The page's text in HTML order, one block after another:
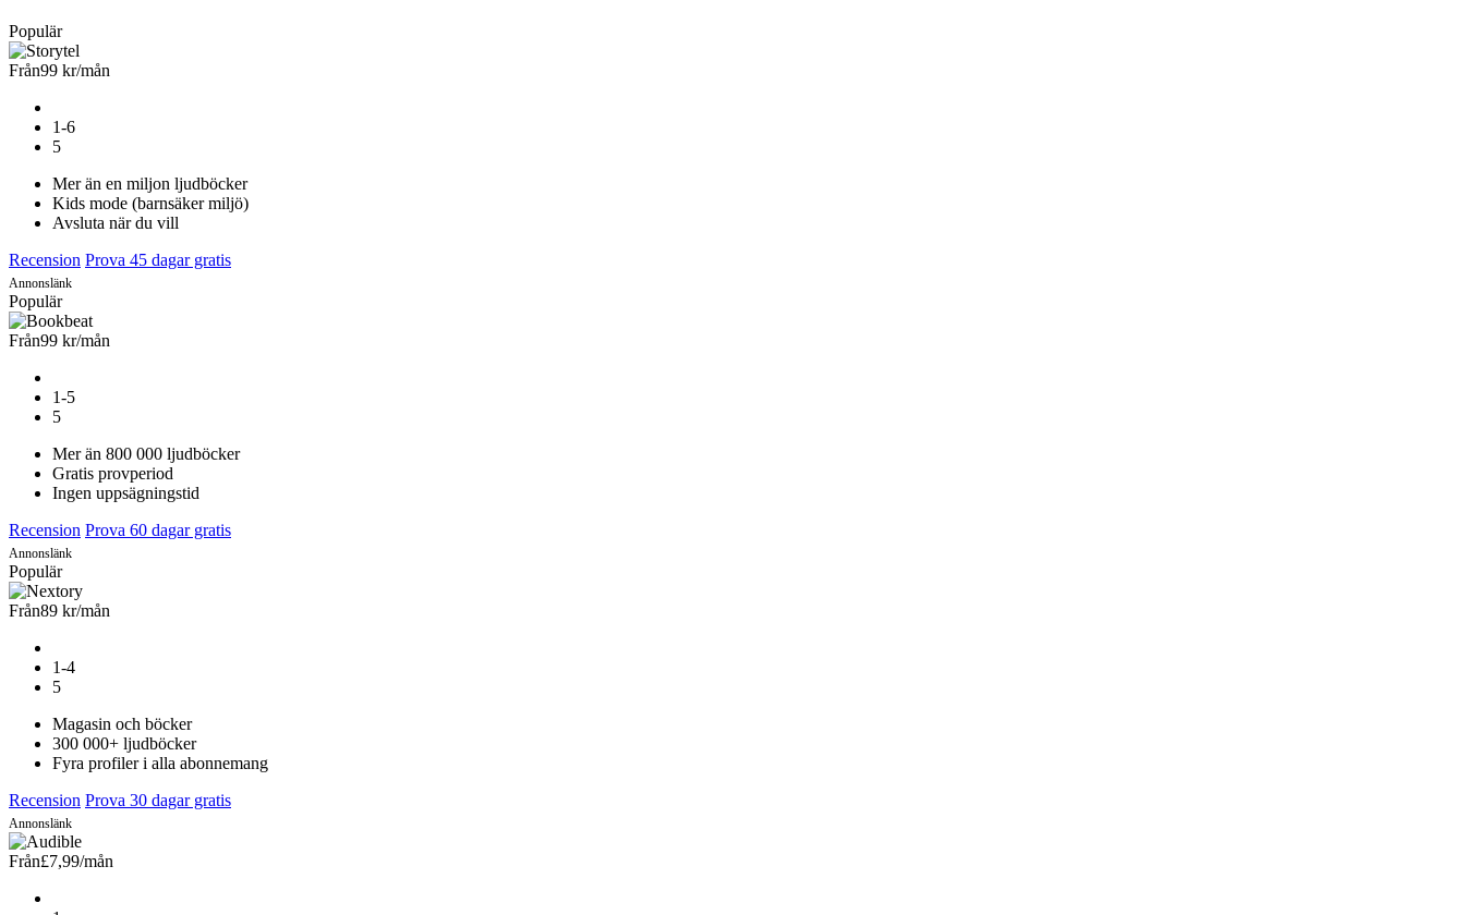
Populär
Från99 kr/mån
1-6
5
Mer än en miljon ljudböcker
Kids mode (barnsäker miljö)
Avsluta när du vill
Recension Prova 45 dagar gratis
Annonslänk
Populär
Från99 kr/mån
1-5
5
Mer än 800 000 ljudböcker
Gratis provperiod
Ingen uppsägningstid
Recension Prova 60 dagar gratis
Annonslänk
Populär
Från89 kr/mån
1-4
5
Magasin och böcker
300 000+ ljudböcker
Fyra profiler i alla abonnemang
Recension Prova 30 dagar gratis
Annonslänk
Från£7,99/mån